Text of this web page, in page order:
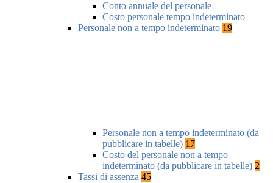
Conto annuale del personale
Costo personale tempo indeterminato
Personale non a tempo indeterminato 19
Personale non a tempo indeterminato (da
pubblicare in tabelle) 17
Costo del personale non a tempo
indeterminato (da pubblicare in tabelle) 2
Tassi di assenza 45